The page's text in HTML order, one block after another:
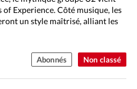
Non classé
Experience. Côté musique, les
un style maîtrisé, alliant les
Abonnés